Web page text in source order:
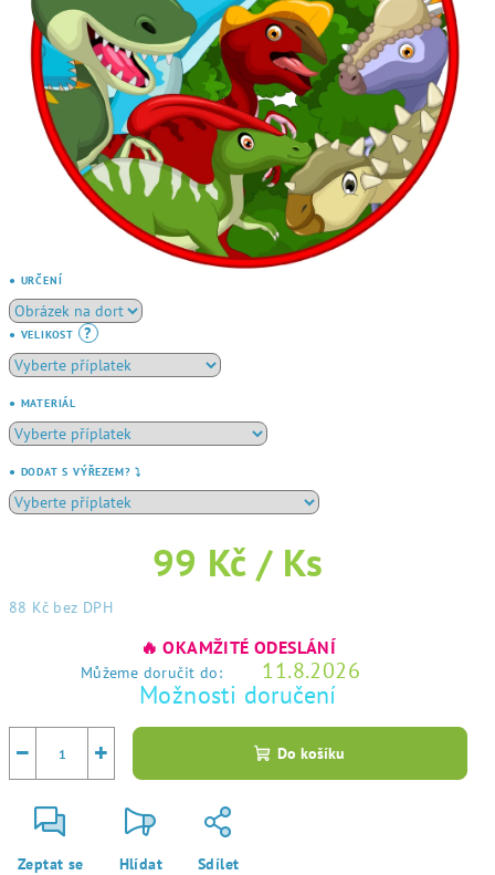
● URČENÍ
● VELIKOST ?
● MATERIÁL
● DODAT S VÝŘEZEM? ⤵️
99 Kč / Ks
88 Kč bez DPH
🔥 OKAMŽITÉ ODESLÁNÍ
Můžeme doručit do: 11.8.2026
Možnosti doručení
+
− Do košíku
Zeptat se Hlídat Sdílet